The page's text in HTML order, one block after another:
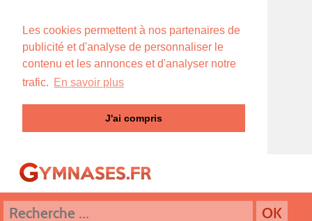
Les cookies permettent à nos partenaires de
publicité et d'analyse de personnaliser le
contenu et les annonces et d'analyser notre
trafic. En savoir plus
J'ai compris